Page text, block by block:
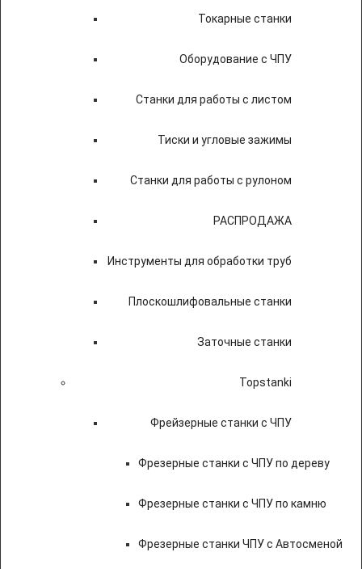
Токарные станки
Оборудование с ЧПУ
Станки для работы с листом
Тиски и угловые зажимы
Станки для работы с рулоном
РАСПРОДАЖА
Инструменты для обработки труб
Плоскошлифовальные станки
Заточные станки
Topstanki
Фрейзерные станки с ЧПУ
Фрезерные станки с ЧПУ по дереву
Фрезерные станки с ЧПУ по камню
Фрезерные станки ЧПУ с Автосменой